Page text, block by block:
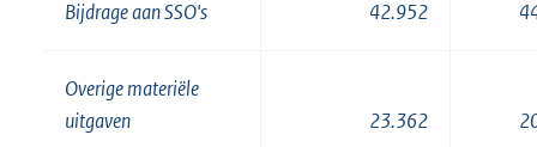
Bijdrage aan SSO's 42.952
Overige materiële
uitgaven
23.362